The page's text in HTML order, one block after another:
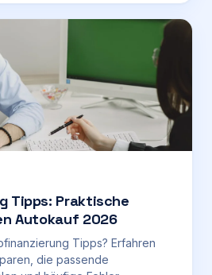
Tipps: Praktische
Autokauf 2026
Tipps? Erfahren
die passende